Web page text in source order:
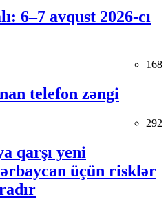
6–7 avqust 2026-cı
168
telefon zəngi
292
qarşı yeni
üçün risklər